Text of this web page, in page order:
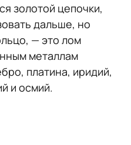
золотой цепочки,
дальше, но
— это лом
металлам
платина, иридий,
и осмий.